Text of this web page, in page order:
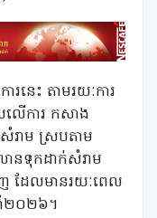
រនេះ តាមរយៈការ
លើការ កសាង
រាម ស្របតាម
ានទុកដាក់សំរាម
ដែលមានរយៈពេល
ាំ២០២៦។